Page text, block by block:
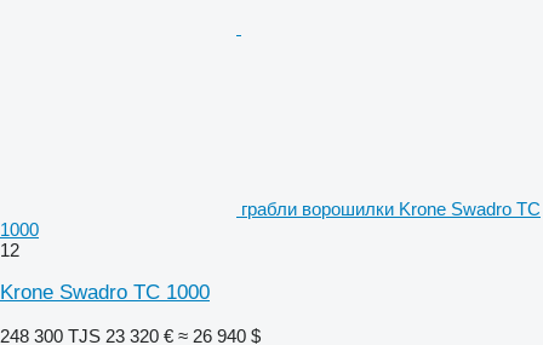
грабли ворошилки Krone Swadro TC
1000
12
Krone Swadro TC 1000
248 300 TJS 23 320 € ≈ 26 940 $